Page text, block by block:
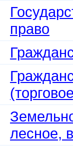
право
лесное,